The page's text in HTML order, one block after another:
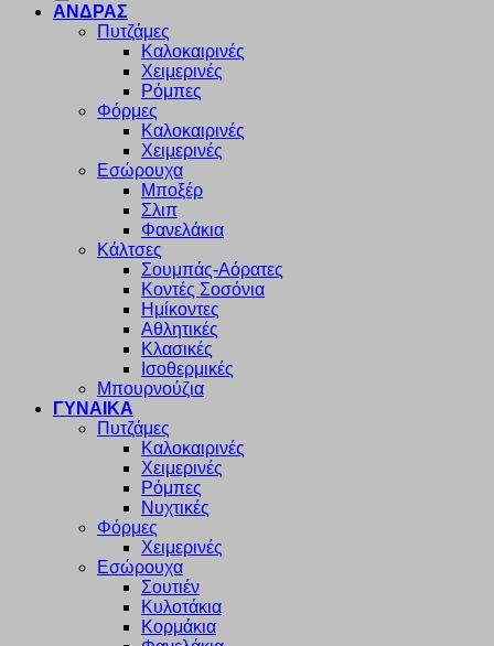
ΑΝΔΡΑΣ
Πυτζάμες
Καλοκαιρινές
Χειμερινές
Ρόμπες
Φόρμες
Καλοκαιρινές
Χειμερινές
Εσώρουχα
Μποξέρ
Σλιπ
Φανελάκια
Κάλτσες
Σουμπάς-Αόρατες
Κοντές Σοσόνια
Ημίκοντες
Αθλητικές
Κλασικές
Ισοθερμικές
Μπουρνούζια
ΓΥΝΑΙΚΑ
Πυτζάμες
Καλοκαιρινές
Χειμερινές
Ρόμπες
Νυχτικές
Φόρμες
Χειμερινές
Εσώρουχα
Σουτιέν
Κυλοτάκια
Κορμάκια